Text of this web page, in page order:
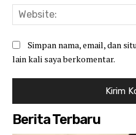
Simpan nama, email, dan
lain kali saya berkomentar.
Berita Terbaru